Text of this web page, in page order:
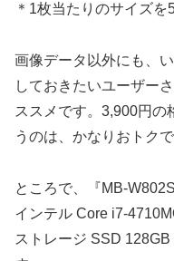
＊1枚当たりのサイズを
画像データ以外にも、
しておきたいユーザー
ススメです。3,900円の
うのは、かなりおトクで
ところで、『MB-
インテル Core i7-
ストレージ SSD